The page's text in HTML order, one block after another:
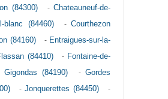
(84300) -Chateauneuf-de-
blanc (84460) -Courthezon
(84160) - Entraigues-sur-la-
(84410) - Fontaine-de-
Gigondas (84190) -Gordes
-Jonquerettes (84450)
-